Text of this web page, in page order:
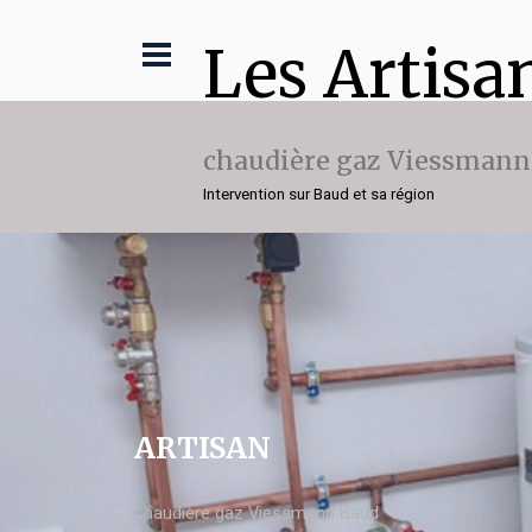
Les
chaudière gaz Viessmann
Intervention sur Baud et sa région
ARTISAN
chaudière gaz Viessmann Baud